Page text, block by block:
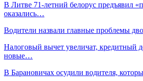
В Литве 71-летний белорус предъявил
оказались…
Водители назвали главные проблемы
Налоговый вычет увеличат, кредитный
новые…
В Барановичах осудили водителя,